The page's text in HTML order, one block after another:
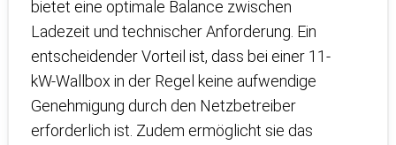
bietet eine optimale Balance zwischen
Ladezeit und technischer Anforderung. Ein
entscheidender Vorteil ist, dass bei einer 11-
kW-Wallbox in der Regel keine aufwendige
Genehmigung durch den Netzbetreiber
erforderlich ist. Zudem ermöglicht sie das